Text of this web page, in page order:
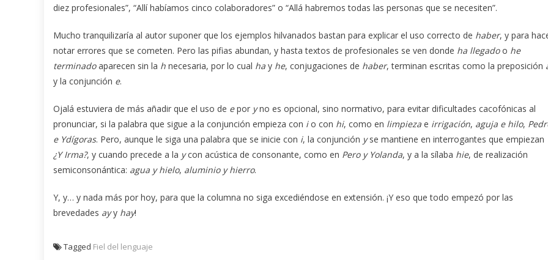
diez profesionales”, “Allí habíamos cinco colaboradores” o “Allá habremos todas las personas que se necesiten”.
Mucho tranquilizaría al autor suponer que los ejemplos hilvanados bastan para explicar el uso correcto de haber, y para
notar errores que se cometen. Pero las pifias abundan, y hasta textos de profesionales se ven donde ha llegadoo he
terminadoaparecen sin la h necesaria, por lo cual ha y he, conjugaciones de haber, terminan escritas como la preposición
y la conjunción e.
Ojalá estuviera de más añadir que el uso de epor yno es opcional, sino normativo, para evitar dificultades cacofónicas al
pronunciar, si la palabra que sigue a la conjunción empieza con io con hi, como en limpieza e irrigación, aguja e hilo,
e Ydígoras. Pero, aunque le siga una palabra que se inicie con i, la conjunción yse mantiene en interrogantes que empiezan
¿Y Irma?, y cuando precede a la ycon acústica de consonante, como en Pero y Yolanda, y a la sílaba hie, de realización
semiconsonántica: agua y hielo, aluminio y hierro.
Y, y… y nada más por hoy, para que la columna no siga excediéndose en extensión. ¡Y eso que todo empezó por las
brevedades ayy hay!
Tagged Fiel del lenguaje